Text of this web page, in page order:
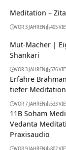
Meditation –
VOR 3 JAHREN 405
Mut-Macher |
Shankari
VOR 3 JAHREN 576
Erfahre
tiefer Meditation
VOR 7 JAHREN 533
11B Soham
Vedanta
Praxisaudio
VOR 9 JAHREN 802